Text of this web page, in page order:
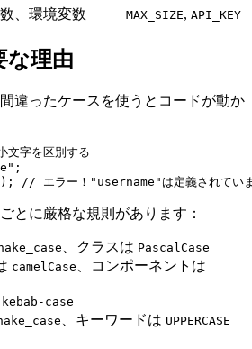
、環境変数 MAX_SIZE, API_KEY
な理由
違ったケースを使うとコードが動か
字を区別する
とに厳格な規則があります：
、クラスは PascalCase
camelCase 、コンポーネントは
kebab-case
、キーワードは UPPERCASE